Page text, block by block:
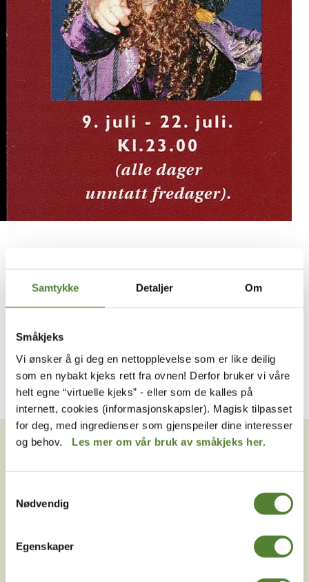
Samtykke Detaljer Om
Småkjeks
Vi ønsker å gi deg en nettopplevelse som er like deilig
som en nybakt kjeks rett fra ovnen! Derfor bruker vi våre
helt egne “virtuelle kjeks” - eller som de kalles på
internett, cookies (informasjonskapsler). Magisk tilpasset
for deg, med ingredienser som gjenspeiler dine interesser
og behov. Les mer om vår bruk av småkjeks her.
Nødvendig
Egenskaper
hovedrollen som sjørøveren Antilla. Stykket er en
erstatning for Kaptein Sabeltann, som dette året har
flagget ut og spilles i Asker. Antilla fikk bare leve èn sesong,
VIL DU HA NYHETSBREV FRA
OSS?
Melder du deg på Dyreparkens nyhetsbrev får du
unike tilbud og nyheter. Uten nyhetsbrev går du glipp
av mange fordeler.